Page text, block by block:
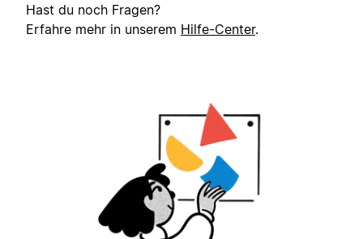
Hast du noch Fragen?
Erfahre mehr in unserem Hilfe-Center.